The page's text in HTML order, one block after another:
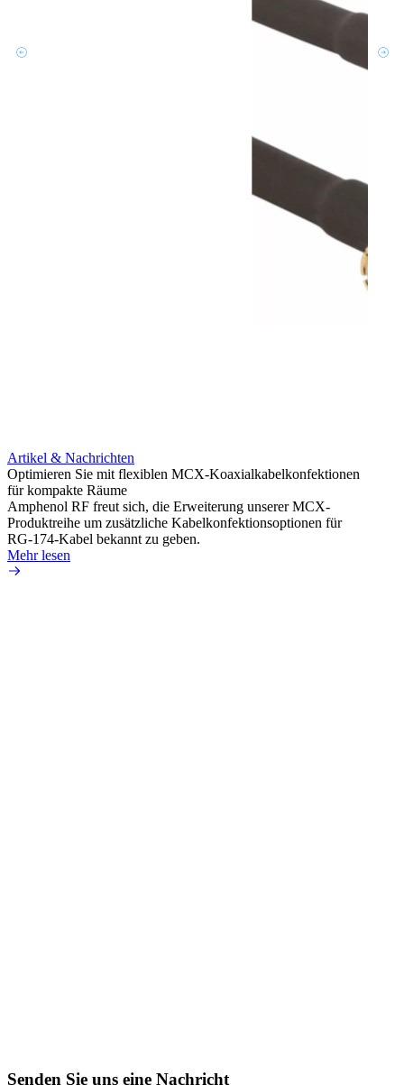
Artikel & Nachrichten
Optimieren Sie mit flexiblen MCX-Koaxialkabelkonfektionen
für kompakte Räume
Amphenol RF freut sich, die Erweiterung unserer MCX-
Produktreihe um zusätzliche Kabelkonfektionsoptionen für
RG-174-Kabel bekannt zu geben.
Mehr lesen
Senden Sie uns eine Nachricht